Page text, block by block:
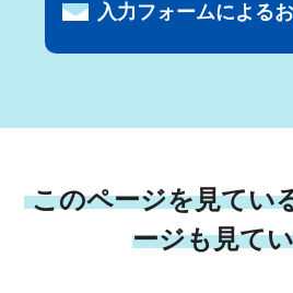
入力フォームによる
このページを見てい
ージも見て